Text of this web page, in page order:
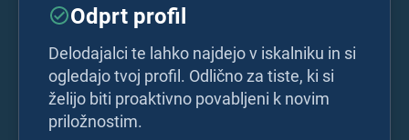
Odprt profil
Delodajalci te lahko najdejo v iskalniku in si
ogledajo tvoj profil. Odlično za tiste, ki si
želijo biti proaktivno povabljeni k novim
priložnostim.